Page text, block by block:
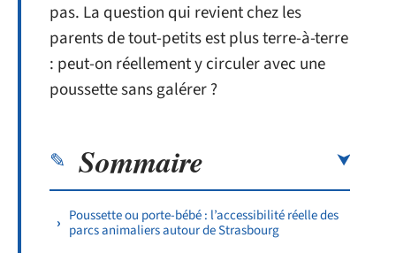
pas. La question qui revient chez les
parents de tout-petits est plus terre-à-terre
: peut-on réellement y circuler avec une
poussette sans galérer ?
Sommaire
Poussette ou porte-bébé : l’accessibilité réelle des
parcs animaliers autour de Strasbourg